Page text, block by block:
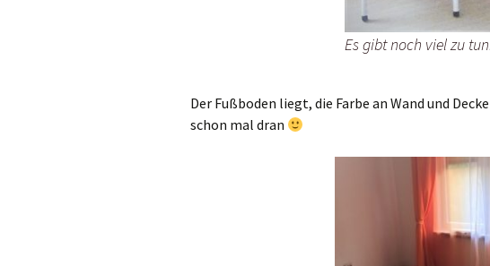
Es gibt noch viel zu
Der Fußboden liegt, die Farbe an Wand und
schon mal dran